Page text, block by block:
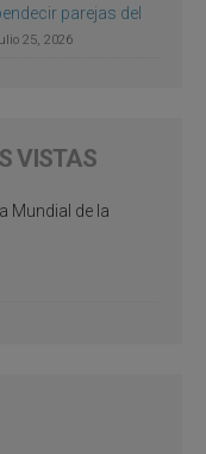
parejas del
25, 2026
VISTAS
Mundial de la